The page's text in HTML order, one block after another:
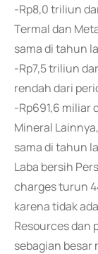
-Rp8,0 triliun
Termal dan
sama di tahun
-Rp7,5 triliun
rendah dari
-Rp691,6 miliar
Mineral
sama di tahun
Laba bersih
charges turun
karena tidak
Resources dan
sebagian